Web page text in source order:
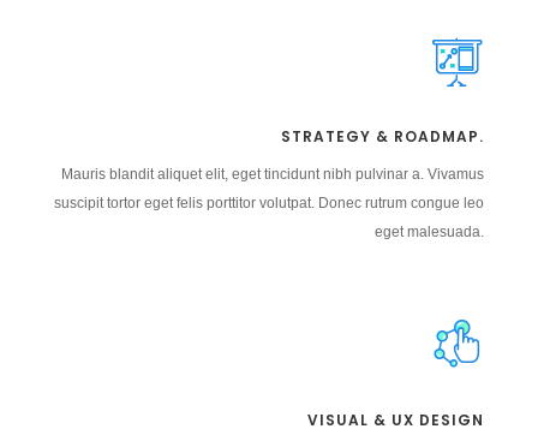
STRATEGY & ROADMAP.
Mauris blandit aliquet elit, eget tincidunt nibh pulvinar a. Vivamus
suscipit tortor eget felis porttitor volutpat. Donec rutrum congue leo
eget malesuada.
VISUAL & UX DESIGN